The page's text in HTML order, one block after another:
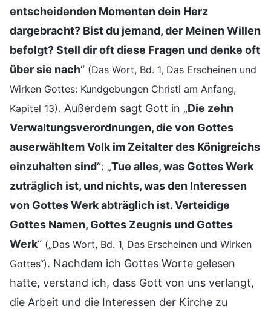
entscheidenden Momenten dein Herz
dargebracht? Bist du jemand, der Meinen Willen
befolgt? Stell dir oft diese Fragen und denke oft
über sie nach“ (Das Wort, Bd. 1, Das Erscheinen und
Wirken Gottes: Kundgebungen Christi am Anfang,
Kapitel 13). Außerdem sagt Gott in „Die zehn
Verwaltungsverordnungen, die von Gottes
auserwähltem Volk im Zeitalter des Königreichs
einzuhalten sind“: „Tue alles, was Gottes Werk
zuträglich ist, und nichts, was den Interessen
von Gottes Werk abträglich ist. Verteidige
Gottes Namen, Gottes Zeugnis und Gottes
Werk“ („Das Wort, Bd. 1, Das Erscheinen und Wirken
Gottes“). Nachdem ich Gottes Worte gelesen
hatte, verstand ich, dass Gott von uns verlangt,
die Arbeit und die Interessen der Kirche zu